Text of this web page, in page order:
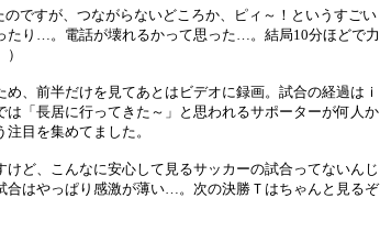
ですが、つながらないどころか、ピィ～！というすごい
たり…。電話が壊れるかって思った…。結局10分ほどで力
、前半だけを見てあとはビデオに録画。試合の経過はｉ
「長居に行ってきた～」と思われるサポーターが何人か
目を集めてました。
ど、こんなに安心して見るサッカーの試合ってないんじ
合はやっぱり感激が薄い…。次の決勝Ｔはちゃんと見るぞ